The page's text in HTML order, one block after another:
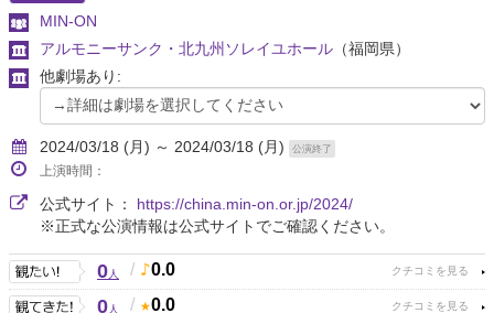
MIN-ON
アルモニーサンク・北九州ソレイユホール （福岡県）
他劇場あり:
2024/03/18 (月) ～ 2024/03/18 (月) 公演終了
上演時間：
公式サイト： https://china.min-on.or.jp/2024/
※正式な公演情報は公式サイトでご確認ください。
0人 / 0.0
0人 / 0.0